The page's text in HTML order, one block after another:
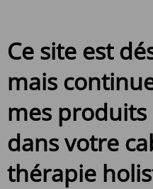
Ce site est
mais
mes
dans votre
thérapie